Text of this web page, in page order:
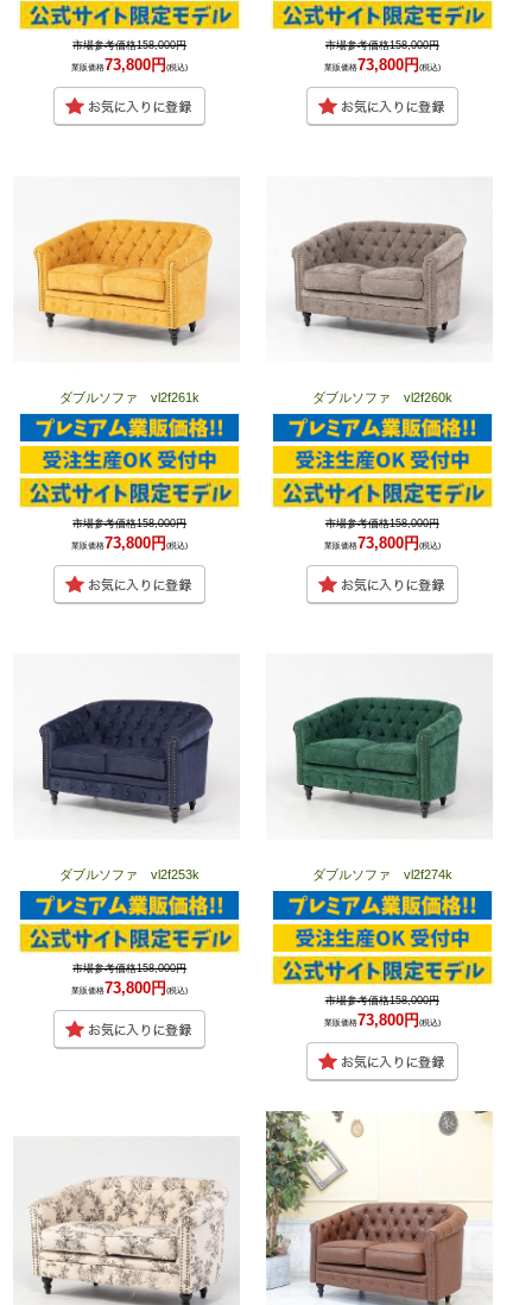
市場参考価格158,000円
業販価格73,800円(税込)
市場参考価格158,000円
業販価格73,800円 (税込)
ダブルソファ vl2f261k
市場参考価格158,000円
業販価格73,800円(税込)
ダブルソファ vl2f260k
市場参考価格158,000円
業販価格73,800円(税込)
ダブルソファ vl2f253k
市場参考価格158,000円
業販価格73,800円(税込)
ダブルソファ vl2f274k
市場参考価格158,000円
業販価格73,800円 (税込)